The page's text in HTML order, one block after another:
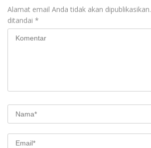
Alamat email Anda tidak akan dipublikasikan.
ditandai *